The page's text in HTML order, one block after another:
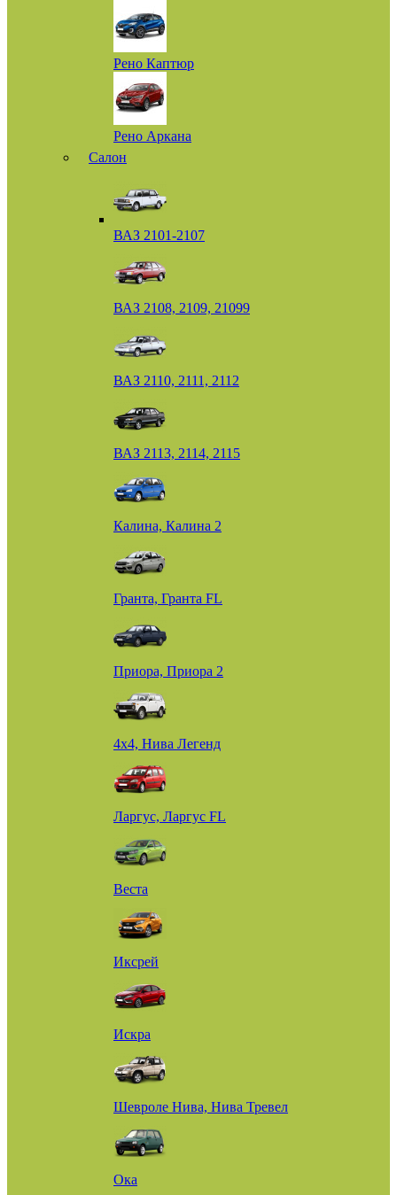
Рено Каптюр
Рено Аркана
Салон
ВАЗ 2101-2107
ВАЗ 2108, 2109, 21099
ВАЗ 2110, 2111, 2112
ВАЗ 2113, 2114, 2115
Калина, Калина 2
Гранта, Гранта FL
Приора, Приора 2
4х4, Нива Легенд
Ларгус, Ларгус FL
Веста
Иксрей
Искра
Шевроле Нива, Нива Тревел
Ока